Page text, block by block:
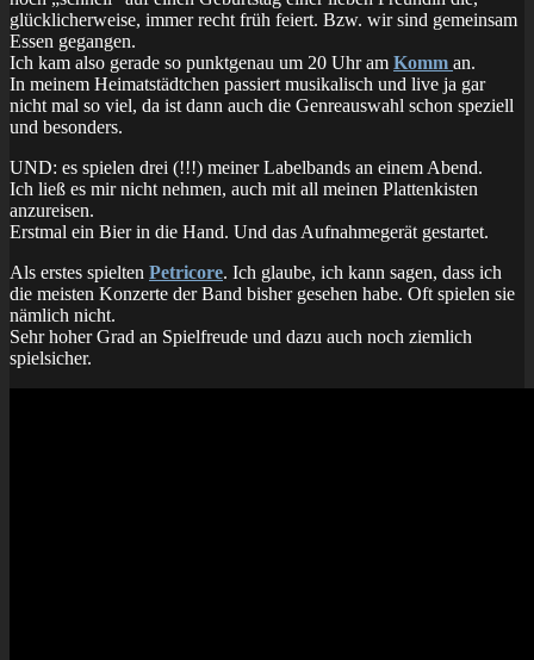
glücklicherweise, immer recht früh feiert. Bzw. wir sind gemeinsam
Essen gegangen.
Ich kam also gerade so punktgenau um 20 Uhr am Komm an.
In meinem Heimatstädtchen passiert musikalisch und live ja gar
nicht mal so viel, da ist dann auch die Genreauswahl schon speziell
und besonders.
UND: es spielen drei (!!!) meiner Labelbands an einem Abend.
Ich ließ es mir nicht nehmen, auch mit all meinen Plattenkisten
anzureisen.
Erstmal ein Bier in die Hand. Und das Aufnahmegerät gestartet.
Als erstes spielten Petricore. Ich glaube, ich kann sagen, dass ich
die meisten Konzerte der Band bisher gesehen habe. Oft spielen sie
nämlich nicht.
Sehr hoher Grad an Spielfreude und dazu auch noch ziemlich
spielsicher.